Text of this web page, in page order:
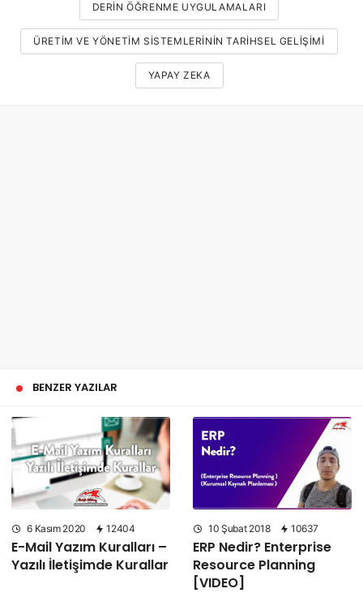
DERIN ÖĞRENME UYGULAMALARI
ÜRETIM VE YÖNETIM SISTEMLERININ TARIHSEL GELIŞIMI
YAPAY ZEKA
BENZER YAZILAR
6 Kasım 2020 12404
E-Mail Yazım Kuralları –
Yazılı İletişimde Kurallar
10 Şubat 2018 10637
ERP Nedir? Enterprise
Resource Planning
[VIDEO]